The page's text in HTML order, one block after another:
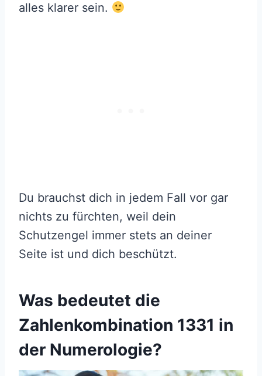
alles klarer sein.
Du brauchst dich in jedem Fall vor gar
nichts zu fürchten, weil dein
Schutzengel immer stets an deiner
Seite ist und dich beschützt.
Was bedeutet die
Zahlenkombination 1331 in
der Numerologie?